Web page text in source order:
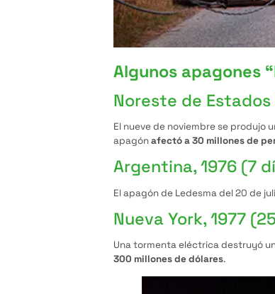
Algunos apagones
Noreste de Estados
El nueve de noviembre se produjo
apagónafectó a 30 millones de
Argentina, 1976 (7
El apagón de Ledesma del 20 de
Nueva York, 1977
Una tormenta eléctrica destruyó
300 millones de dólares.